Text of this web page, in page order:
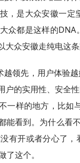
，是大众安徽一定
众都是这样的
众安徽走纯电这条
越领先，用户体验
的实用性、安全
一样的地方，比如
能看到。为什么看
有开或者分心了
这个。